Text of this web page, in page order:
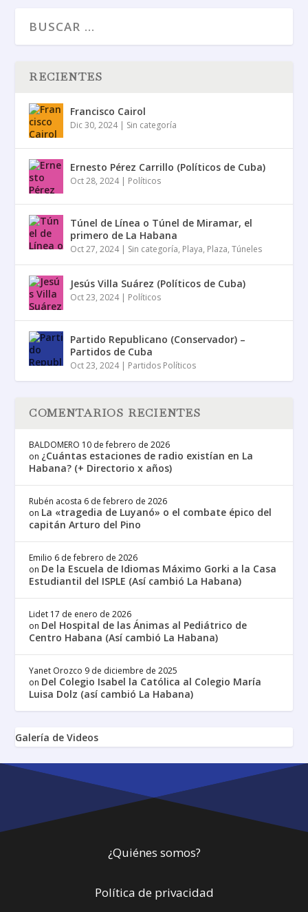
RECIENTES
Francisco Cairol
Dic 30, 2024| Sin categoría
Ernesto Pérez Carrillo (Políticos de Cuba)
Oct 28, 2024| Políticos
Túnel de Línea o Túnel de Miramar, el
primero de La Habana
Oct 27, 2024| Sin categoría, Playa, Plaza,Túneles
Jesús Villa Suárez (Políticos de Cuba)
Oct 23, 2024| Políticos
Partido Republicano (Conservador) –
Partidos de Cuba
Oct 23, 2024| Partidos Políticos
COMENTARIOS RECIENTES
BALDOMERO 10 de febrero de 2026
on ¿Cuántas estaciones de radio existían en La
Habana? (+ Directorio x años)
Rubén acosta 6 de febrero de 2026
on La «tragedia de Luyanó» o el combate épico del
capitán Arturo del Pino
Emilio 6 de febrero de 2026
on De la Escuela de Idiomas Máximo Gorki a la Casa
Estudiantil del ISPLE (Así cambió La Habana)
Lidet 17 de enero de 2026
on Del Hospital de las Ánimas al Pediátrico de
Centro Habana (Así cambió La Habana)
Yanet Orozco 9 de diciembre de 2025
on Del Colegio Isabel la Católica al Colegio María
Luisa Dolz (así cambió La Habana)
Galería de Videos
¿Quiénes somos?
Política de privacidad